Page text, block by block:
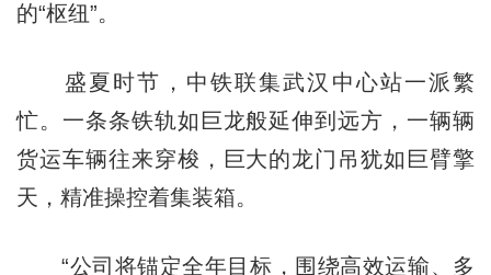
的“枢纽”。
盛夏时节，中铁联集武汉中心站一派繁
忙。一条条铁轨如巨龙般延伸到远方，一辆辆
货运车辆往来穿梭，巨大的龙门吊犹如巨臂擎
天，精准操控着集装箱。
“公司将锚定全年目标，围绕高效运输、多